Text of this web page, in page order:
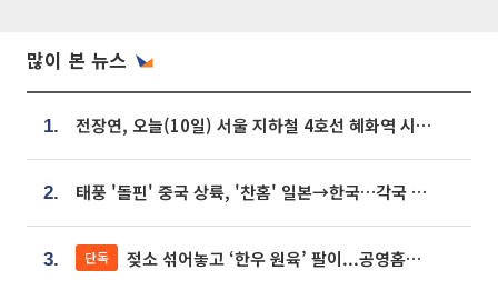
많이 본 뉴스
1. 전장연, 오늘(10일) 서울 지하철 4호선 혜화역 시위…1호선 용산역 무정차
2. 태풍 '돌핀' 중국 상륙, '찬홈' 일본→한국…각국 기상청 예상 경로는?
3. 단독 젖소 섞어놓고 ‘한우 원육’ 팔이...공영홈쇼핑 표기·검증 구멍